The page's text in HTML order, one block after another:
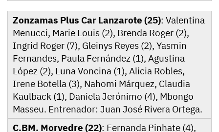
Zonzamas Plus Car Lanzarote (25): Valentina
Menucci, Marie Louis (2), Brenda Roger (2),
Ingrid Roger (7), Gleinys Reyes (2), Yasmin
Fernandes, Paula Fernández (1), Agustina
López (2), Luna Voncina (1), Alicia Robles,
Irene Botella (3), Nahomi Márquez, Claudia
Kaulback (1), Daniela Jerónimo (4), Mbongo
Masseu. Entrenador: Juan José Rivera Ortega.
C.BM. Morvedre (22): Fernanda Pinhate (4),